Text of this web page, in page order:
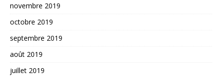
novembre 2019
octobre 2019
septembre 2019
août 2019
juillet 2019